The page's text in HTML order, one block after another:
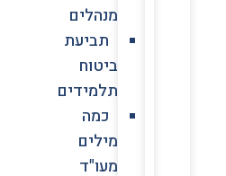
מנהלים
תביעת
ביטוח
תלמידים
כמה
מילים
מעו"ד